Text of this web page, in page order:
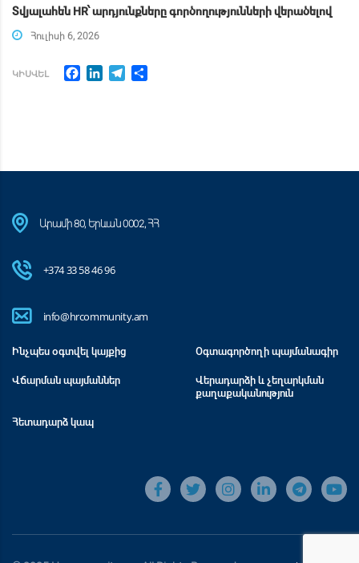
Տվյալահեն HR՝ արդյունքները գործողությունների վերածելով
Հուլիսի 6, 2026
ԿԻՍՎԵԼ Facebook
LinkedInTelegram
Արամի 80, Երևան 0002, ՀՀ
+374 33 58 46 96
info@hrcommunity.am
Ինչպես օգտվել կայքից
Օգտագործողի պայմանագիր
Վճարման պայմաններ
Վերադարձի և չեղարկման
քաղաքականություն
Հետադարձ կապ